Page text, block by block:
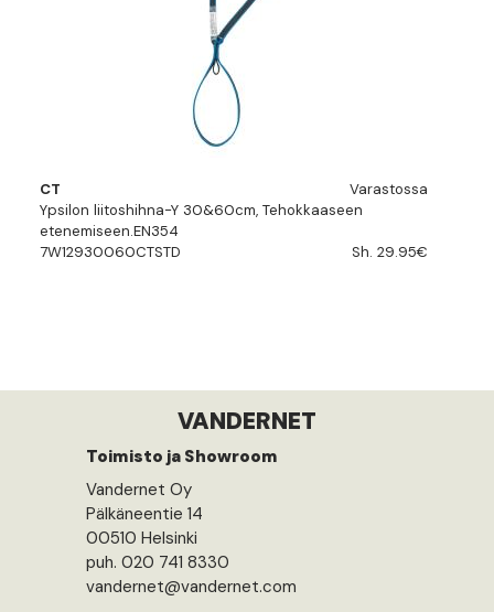
CT
Varastossa
Ypsilon liitoshihna-Y 30&60cm, Tehokkaaseen
etenemiseen.EN354
7W12930060CTSTD
Sh. 29.95€
VANDERNET
Toimisto ja Showroom
Vandernet Oy
Pälkäneentie 14
00510 Helsinki
puh. 020 741 8330
vandernet@vandernet.com